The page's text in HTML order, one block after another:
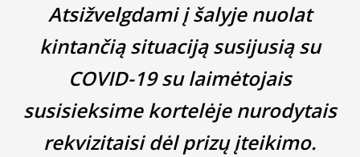
Atsižvelgdami į šalyje nuolat
kintančią situaciją susijusią su
COVID-19su laimėtojais
susisieksime kortelėje nurodytais
rekvizitaisi dėl prizųįteikimo.